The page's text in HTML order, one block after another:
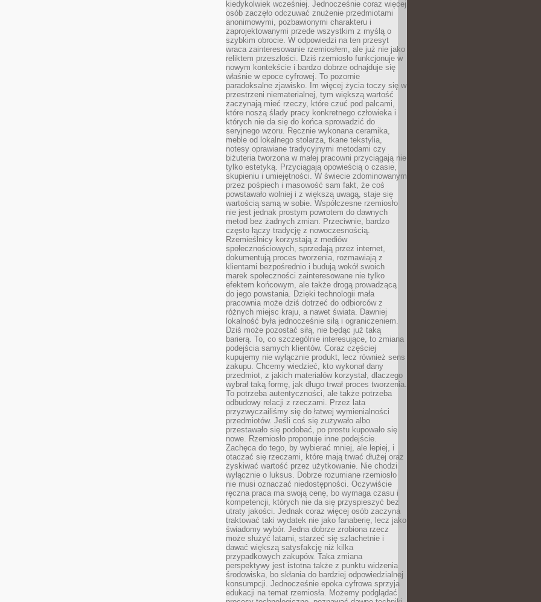
kiedykolwiek wcześniej. Jednocześnie coraz więcej
osób zaczęło odczuwać znużenie przedmiotami
anonimowymi, pozbawionymi charakteru i
zaprojektowanymi przede wszystkim z myślą o
szybkim obrocie. W odpowiedzi na ten przesyt
wraca zainteresowanie rzemiosłem, ale już nie jako
reliktem przeszłości. Dziś rzemiosło funkcjonuje w
nowym kontekście i bardzo dobrze odnajduje się
właśnie w epoce cyfrowej. To pozornie
paradoksalne zjawisko. Im więcej życia toczy się w
przestrzeni niematerialnej, tym większą wartość
zaczynają mieć rzeczy, które czuć pod palcami,
które noszą ślady pracy konkretnego człowieka i
których nie da się do końca sprowadzić do
seryjnego wzoru. Ręcznie wykonana ceramika,
meble od lokalnego stolarza, tkane tekstylia,
notesy oprawiane tradycyjnymi metodami czy
biżuteria tworzona w małej pracowni przyciągają nie
tylko estetyką. Przyciągają opowieścią o czasie,
skupieniu i umiejętności. W świecie zdominowanym
przez pośpiech i masowość sam fakt, że coś
powstawało wolniej i z większą uwagą, staje się
wartością samą w sobie. Współczesne rzemiosło
nie jest jednak prostym powrotem do dawnych
metod bez żadnych zmian. Przeciwnie, bardzo
często łączy tradycję z nowoczesnością.
Rzemieślnicy korzystają z mediów
społecznościowych, sprzedają przez internet,
dokumentują proces tworzenia, rozmawiają z
klientami bezpośrednio i budują wokół swoich
marek społeczności zainteresowane nie tylko
efektem końcowym, ale także drogą prowadzącą
do jego powstania. Dzięki technologii mała
pracownia może dziś dotrzeć do odbiorców z
różnych miejsc kraju, a nawet świata. Dawniej
lokalność była jednocześnie siłą i ograniczeniem.
Dziś może pozostać siłą, nie będąc już taką
barierą. To, co szczególnie interesujące, to zmiana
podejścia samych klientów. Coraz częściej
kupujemy nie wyłącznie produkt, lecz również sens
zakupu. Chcemy wiedzieć, kto wykonał dany
przedmiot, z jakich materiałów korzystał, dlaczego
wybrał taką formę, jak długo trwał proces tworzenia.
To potrzeba autentyczności, ale także potrzeba
odbudowy relacji z rzeczami. Przez lata
przyzwyczailiśmy się do łatwej wymienialności
przedmiotów. Jeśli coś się zużywało albo
przestawało się podobać, po prostu kupowało się
nowe. Rzemiosło proponuje inne podejście.
Zachęca do tego, by wybierać mniej, ale lepiej, i
otaczać się rzeczami, które mają trwać dłużej oraz
zyskiwać wartość przez użytkowanie. Nie chodzi
wyłącznie o luksus. Dobrze rozumiane rzemiosło
nie musi oznaczać niedostępności. Oczywiście
ręczna praca ma swoją cenę, bo wymaga czasu i
kompetencji, których nie da się przyspieszyć bez
utraty jakości. Jednak coraz więcej osób zaczyna
traktować taki wydatek nie jako fanaberię, lecz jako
świadomy wybór. Jedna dobrze zrobiona rzecz
może służyć latami, starzeć się szlachetnie i
dawać większą satysfakcję niż kilka
przypadkowych zakupów. Taka zmiana
perspektywy jest istotna także z punktu widzenia
środowiska, bo skłania do bardziej odpowiedzialnej
konsumpcji. Jednocześnie epoka cyfrowa sprzyja
edukacji na temat rzemiosła. Możemy podglądać